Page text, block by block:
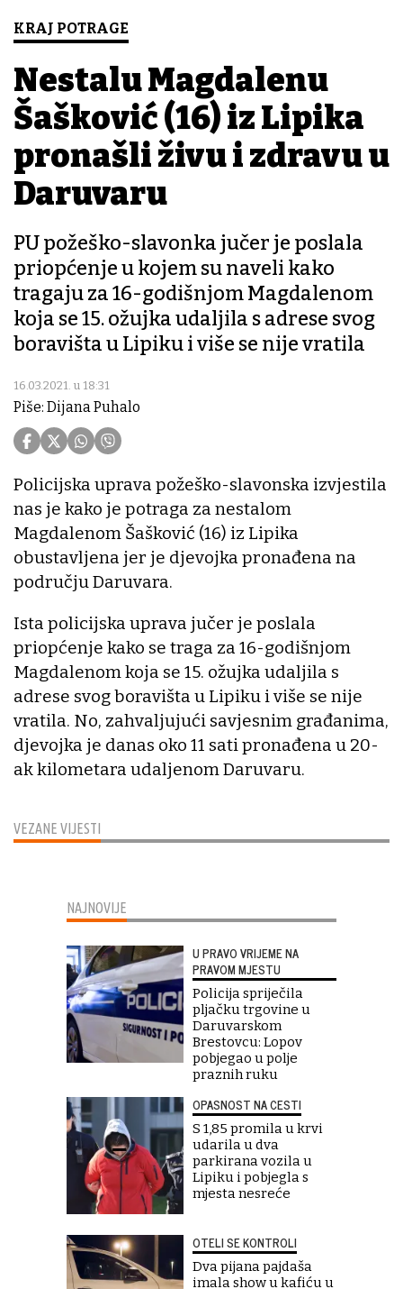
KRAJ POTRAGE
Nestalu Magdalenu
Šašković (16) iz Lipika
pronašli živu i zdravu u
Daruvaru
PU požeško-slavonka jučer je poslala
priopćenje u kojem su naveli kako
tragaju za 16-godišnjom Magdalenom
koja se 15. ožujka udaljila s adrese svog
boravišta u Lipiku i više se nije vratila
16.03.2021. u 18:31
Piše: Dijana Puhalo
VEZANE VIJESTI
Policijska uprava požeško-slavonska izvjestila
nas je kako je potraga za nestalom
Magdalenom Šašković (16) iz Lipika
obustavljena jer je djevojka pronađena na
području Daruvara.
Ista policijska uprava jučer je poslala
priopćenje kako se traga za 16-godišnjom
Magdalenom koja se 15. ožujka udaljila s
adrese svog boravišta u Lipiku i više se nije
vratila. No, zahvaljujući savjesnim građanima,
djevojka je danas oko 11 sati pronađena u 20-
ak kilometara udaljenom Daruvaru.
NAJNOVIJE
U PRAVO VRIJEME NA
PRAVOM MJESTU
Policija spriječila
pljačku trgovine u
Daruvarskom
Brestovcu: Lopov
pobjegao u polje
praznih ruku
OPASNOST NA CESTI
S 1,85 promila u krvi
udarila u dva
parkirana vozila u
Lipiku i pobjegla s
mjesta nesreće
OTELI SE KONTROLI
Dva pijana pajdaša
imala show u kafiću u